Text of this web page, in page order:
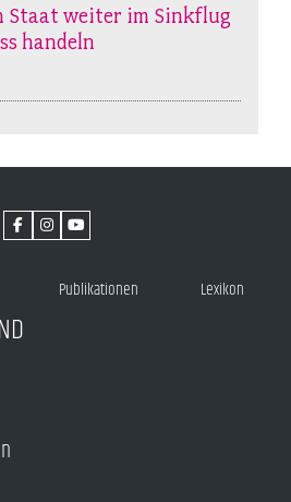
Staat weiter im Sinkflug
handeln
Publikationen Lexikon